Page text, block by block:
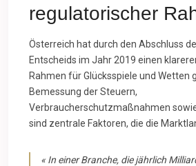
regulatorischer
Österreich hat durch den Abschluss
Entscheids im Jahr 2019 einen
Rahmen für Glücksspiele und Wetten
Bemessung der Steuern,
Verbraucherschutzmaßnahmen
sind zentrale Faktoren, die die
« In einer Branche, die jährlich